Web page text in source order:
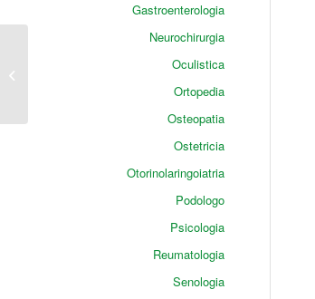
Gastroenterologia
Neurochirurgia
Oculistica
Ortopedia
Osteopatia
Ostetricia
Otorinolaringoiatria
Podologo
Psicologia
Reumatologia
Senologia